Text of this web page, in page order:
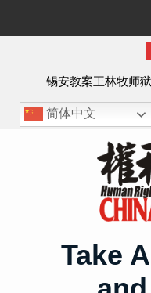
锡安教案王林牧师
简体中文
Take